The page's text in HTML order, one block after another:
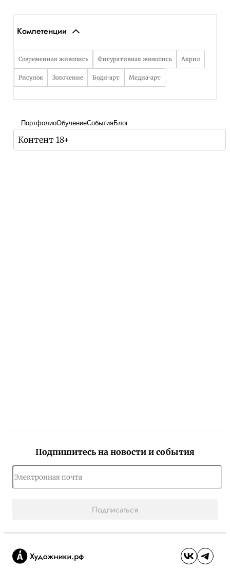
Компетенции
Современная живопись Фигуративная живопись Акрил
Рисунок Золочение Боди-арт Медиа-арт
ПортфолиоОбучениеСобытияБлог
Контент 18+
Подпишитесь на новости и события
Подписаться